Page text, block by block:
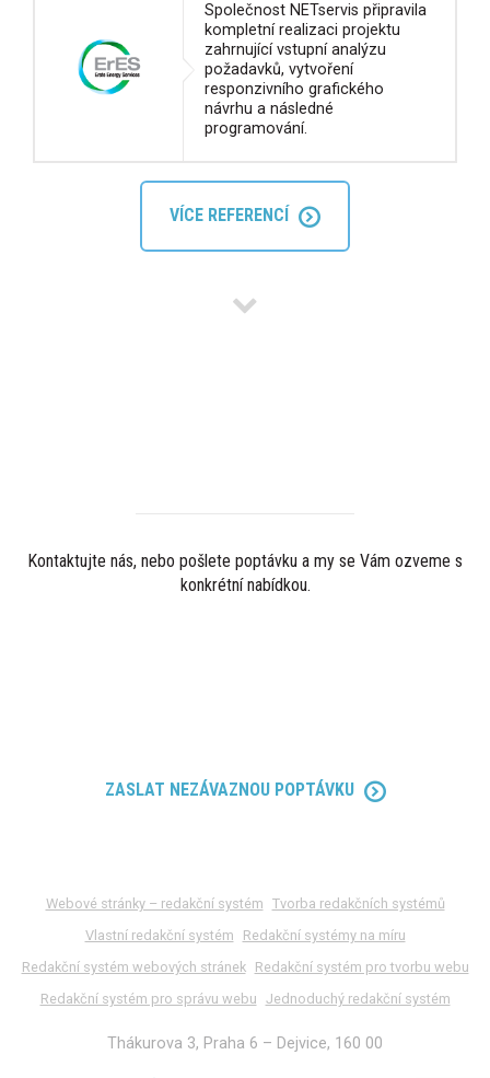
Společnost NETservis připravila
kompletní realizaci projektu
zahrnující vstupní analýzu
požadavků, vytvoření
responzivního grafického
návrhu a následné
programování.
VÍCE REFERENCÍ
Kontaktujte nás, nebo pošlete poptávku a my se Vám ozveme s
konkrétní nabídkou.
ZASLAT NEZÁVAZNOU POPTÁVKU
Webové stránky – redakční systém Tvorba redakčních systémů
Vlastní redakční systém
Redakční systémy na míru
Redakční systém webových stránek
Redakční systém pro tvorbu webu
Redakční systém pro správu webu Jednoduchý redakční systém
Thákurova 3, Praha 6 – Dejvice, 160 00